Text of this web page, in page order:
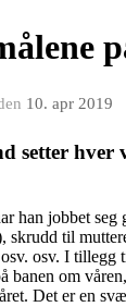
10. apr 2019
setter
han jobbet seg
skrudd til
osv. I tillegg
banen om
Det er en